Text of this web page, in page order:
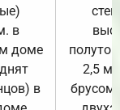
в
доме
в
2,5 м
брусом